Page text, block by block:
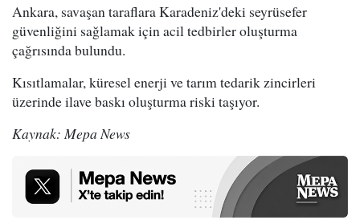
Ankara, savaşan taraflara Karadeniz'deki seyrüsefer
güvenliğini sağlamak için acil tedbirler oluşturma
çağrısında bulundu.
Kısıtlamalar, küresel enerji ve tarım tedarik zincirleri
üzerinde ilave baskı oluşturma riski taşıyor.
Kaynak: Mepa News